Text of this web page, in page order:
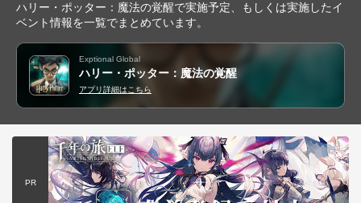
ハリー・ポッター：魔法の覚醒で実施予定、もしくは実施したイ
ベント情報を一覧でまとめています。
Exptional Global
ハリー・ポッター：魔法の覚醒
アプリ詳細はこちら
PR